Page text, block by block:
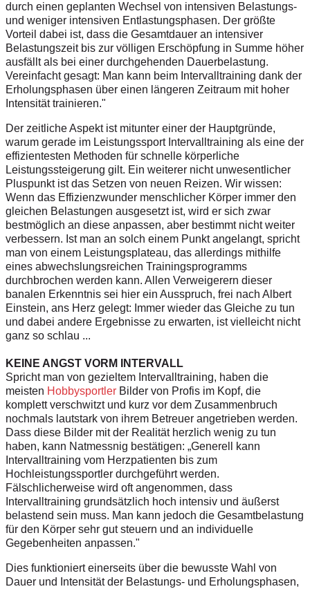
durch einen geplanten Wechsel von intensiven Belastungs-
und weniger intensiven Entlastungsphasen. Der größte
Vorteil dabei ist, dass die Gesamtdauer an intensiver
Belastungszeit bis zur völligen Erschöpfung in Summe höher
ausfällt als bei einer durchgehenden Dauerbelastung.
Vereinfacht gesagt: Man kann beim Intervalltraining dank der
Erholungsphasen über einen längeren Zeitraum mit hoher
Intensität trainieren."
Der zeitliche Aspekt ist mitunter einer der Hauptgründe,
warum gerade im Leistungssport Intervalltraining als eine der
effizientesten Methoden für schnelle körperliche
Leistungssteigerung gilt. Ein weiterer nicht unwesentlicher
Pluspunkt ist das Setzen von neuen Reizen. Wir wissen:
Wenn das Effizienzwunder menschlicher Körper immer den
gleichen Belastungen ausgesetzt ist, wird er sich zwar
bestmöglich an diese anpassen, aber bestimmt nicht weiter
verbessern. Ist man an solch einem Punkt angelangt, spricht
man von einem Leistungsplateau, das allerdings mithilfe
eines abwechslungsreichen Trainingsprogramms
durchbrochen werden kann. Allen Verweigerern dieser
banalen Erkenntnis sei hier ein Ausspruch, frei nach Albert
Einstein, ans Herz gelegt: Immer wieder das Gleiche zu tun
und dabei andere Ergebnisse zu erwarten, ist vielleicht nicht
ganz so schlau ...
KEINE ANGST VORM INTERVALL
Spricht man von gezieltem Intervall­training, haben die
meisten Hobbysportler Bilder von Profis im Kopf, die
komplett verschwitzt und kurz vor dem Zusammenbruch
nochmals lautstark von ihrem Betreuer angetrieben werden.
Dass diese Bilder mit der Realität herzlich wenig zu tun
haben, kann Natmessnig bestätigen: „Generell kann
Intervalltraining vom Herzpatienten bis zum
Hochleistungssportler durchgeführt werden.
Fälschlicherweise wird oft angenommen, dass
Intervalltraining grundsätzlich hoch intensiv und äußerst
belastend sein muss. Man kann jedoch die Gesamtbelastung
für den Körper sehr gut steuern und an individuelle
Gegebenheiten anpassen."
Dies funktioniert einerseits über die bewusste Wahl von
Dauer und Intensität der Belastungs- und Erholungsphasen,